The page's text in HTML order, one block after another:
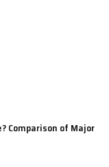
Comparison of Major